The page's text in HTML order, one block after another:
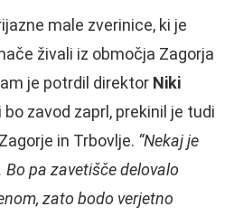
male zverinice, ki je
živali iz območja Zagorja
je potrdil direktor Niki
bo zavod zaprl, prekinil je tudi
in Trbovlje. “Nekaj je
pa zavetišče delovalo
zato bodo verjetno